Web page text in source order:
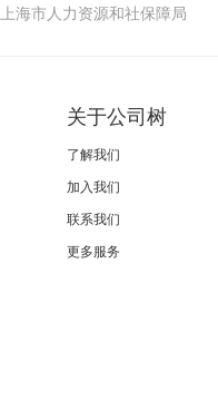
上海市人力资源和社保障局
关于公司树
了解我们
加入我们
联系我们
更多服务